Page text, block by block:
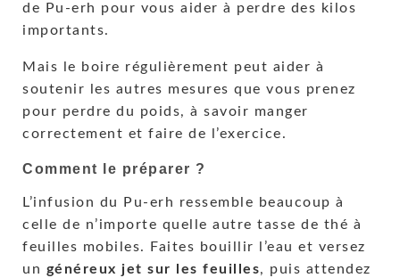
de Pu-erh pour vous aider à perdre des kilos
importants.
Mais le boire régulièrement peut aider à
soutenir les autres mesures que vous prenez
pour perdre du poids, à savoir manger
correctement et faire de l’exercice.
Comment le préparer ?
L’infusion du Pu-erh ressemble beaucoup à
celle de n’importe quelle autre tasse de thé à
feuilles mobiles. Faites bouillir l’eau et versez
un généreux jet sur les feuilles, puis attendez